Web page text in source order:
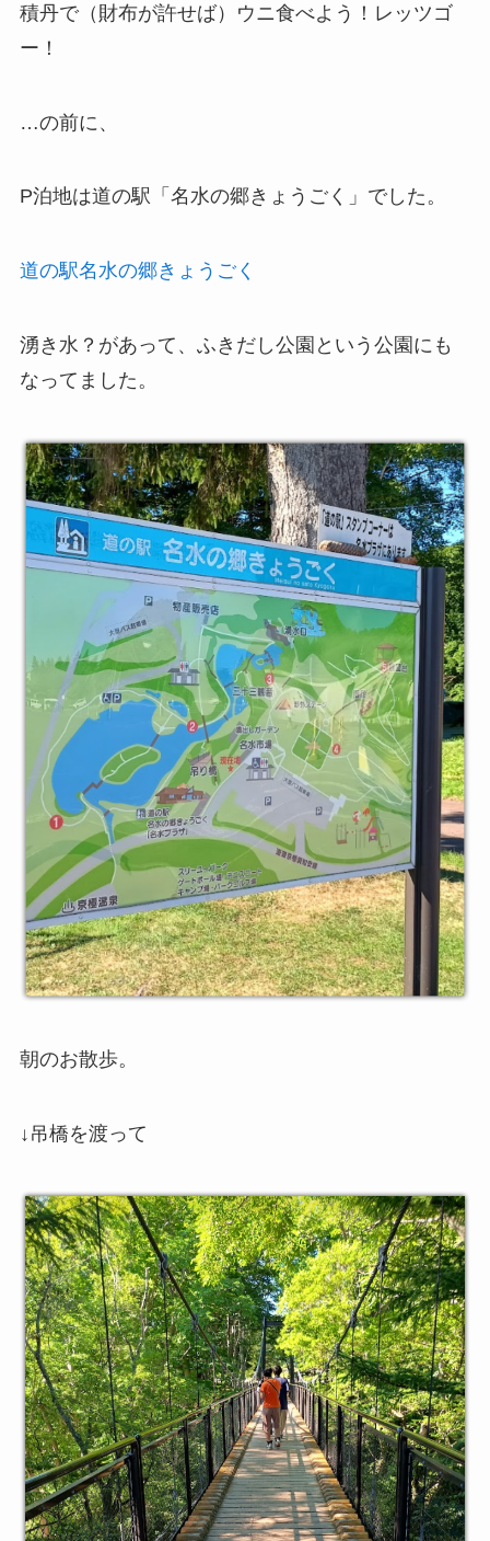
積丹で（財布が許せば）ウニ食べよう！レッツゴ
ー！
…の前に、
P泊地は道の駅「名水の郷きょうごく」でした。
道の駅名水の郷きょうごく
湧き水？があって、ふきだし公園という公園にも
なってました。
朝のお散歩。
↓吊橋を渡って